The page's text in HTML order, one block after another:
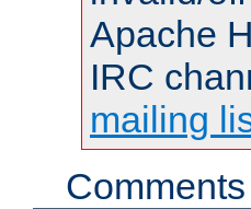
Apache
IRC
mailing